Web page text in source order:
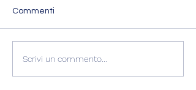
L'ESPERIENZA DI
Commenti
Scrivi un commento...